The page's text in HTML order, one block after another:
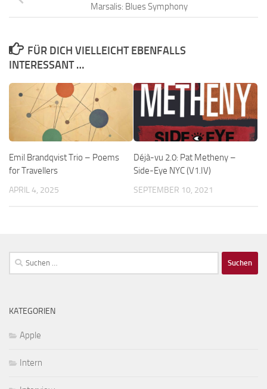
Marsalis: Blues Symphony
FÜR DICH VIELLEICHT EBENFALLS
INTERESSANT …
Emil Brandqvist Trio – Poems
for Travellers
APRIL 4, 2025
Déjà-vu 2.0: Pat Metheny –
Side-Eye NYC (V1.IV)
SEPTEMBER 10, 2021
Suchen
nach:
KATEGORIEN
Apple
Intern